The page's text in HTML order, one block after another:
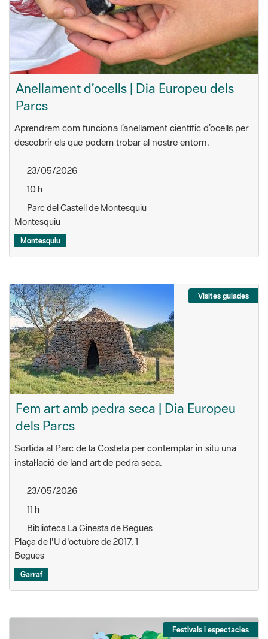
Anellament d’ocells | Dia Europeu dels
Parcs
Aprendrem com funciona l’anellament científic d’ocells per
descobrir els que podem trobar al nostre entorn.
23/05/2026
10 h
Parc del Castell de Montesquiu
Montesquiu
Montesquiu
Visites guiades
Fem art amb pedra seca | Dia Europeu
dels Parcs
Sortida al Parc de la Costeta per contemplar in situ una
instal·lació de land art de pedra seca.
23/05/2026
11 h
Biblioteca La Ginesta de Begues
Plaça de l'U d'octubre de 2017, 1
Begues
Garraf
Festivals i espectacles